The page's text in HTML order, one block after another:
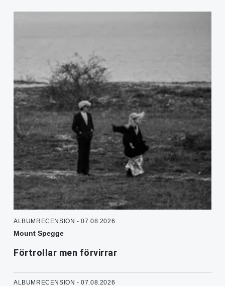
ALBUMRECENSION - 07.08.2026
Mount Spegge
Förtrollar men förvirrar
ALBUMRECENSION - 07.08.2026